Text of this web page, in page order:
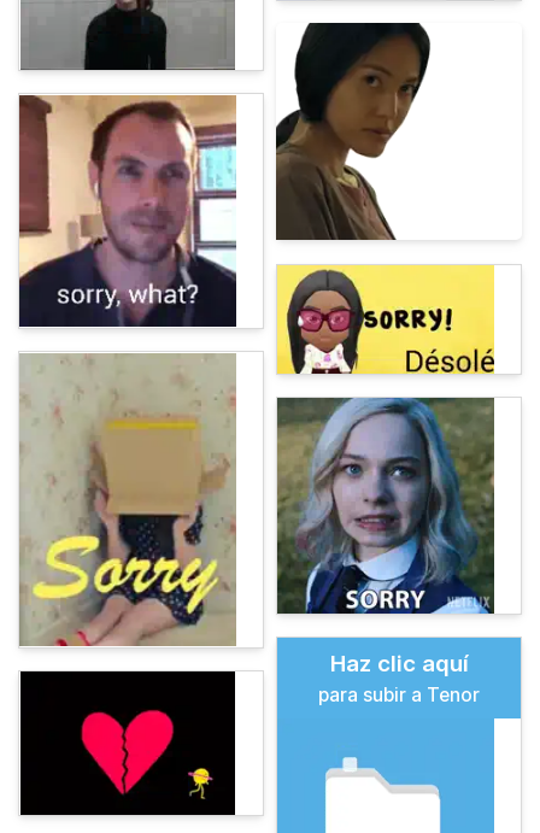
Haz clic aquí
para subir a Tenor